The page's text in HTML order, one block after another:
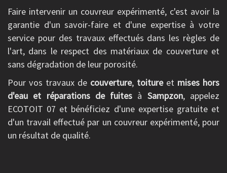
Faire intervenir un couvreur expérimenté, c'est avoir la
garantie d'un savoir-faire et d'une expertise à votre
service pour des travaux effectués dans les règles de
l'art, dans le respect des matériaux de couverture et
sans dégradation de leur porosité.
Pour vos travaux de couverture, toitureet mises hors
d'eau et réparations de fuites à Sampzon, appelez
ECOTOIT 07 et bénéficiez d'une expertise gratuite et
d'un travail effectué par un couvreur expérimenté, pour
un résultat de qualité.